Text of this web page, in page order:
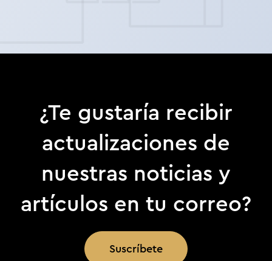
¿Te gustaría recibir
actualizaciones de
nuestras noticias y
artículos en tu correo?
Suscríbete